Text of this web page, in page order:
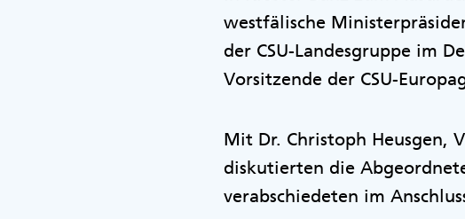
westfälische
der CSU-Landesgruppe im
Vorsitzende der CSU-
Mit Dr. Christoph Heusgen,
diskutierten die
verabschiedeten im